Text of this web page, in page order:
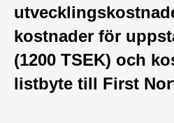
kostnader för
(1200 TSEK) och
listbyte till First